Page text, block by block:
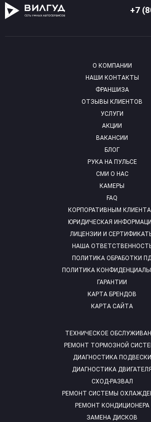
+7
О КОМПАНИИ
НАШИ КОНТАКТЫ
ФРАНШИЗА
ОТЗЫВЫ КЛИЕНТОВ
УСЛУГИ
АКЦИИ
ВАКАНСИИ
БЛОГ
РУКА НА ПУЛЬСЕ
СМИ О НАС
КАМЕРЫ
FAQ
ТЕХНИЧЕСКОЕ
РЕМОНТ ТОРМОЗНОЙ
ДИАГНОСТИКА ПОДВЕСКИ
ДИАГНОСТИКА ДВИГАТЕЛЯ
СХОД-РАЗВАЛ
РЕМОНТ СИСТЕМЫ
РЕМОНТ КОНДИЦИОНЕРА
ЗАМЕНА ДИСКОВ
КОРПОРАТИВНЫМ
ЮРИДИЧЕСКАЯ
ЛИЦЕНЗИИ И
НАША
ПОЛИТИКА ОБРАБОТКИ
ПОЛИТИКА
ГАРАНТИИ
КАРТА БРЕНДОВ
КАРТА САЙТА